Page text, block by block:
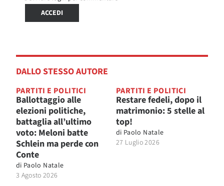
ACCEDI
DALLO STESSO AUTORE
PARTITI E POLITICI
Ballottaggio alle
elezioni politiche,
battaglia all’ultimo
voto: Meloni batte
Schlein ma perde con
Conte
di Paolo Natale
3 Agosto 2026
PARTITI E POLITICI
Restare fedeli, dopo il
matrimonio: 5 stelle al
top!
di Paolo Natale
27 Luglio 2026